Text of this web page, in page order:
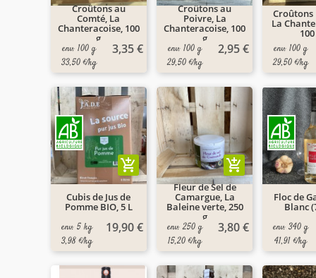
Croûtons au
Comté, La
Chanteracoise, 100
g
env. 100 g
33,50 €/kg
3,35 €
Croûtons au
Poivre, La
Chanteracoise, 100
g
env. 100 g
29,50 €/kg
2,95 €
Croûtons
La
env. 100 g
29,50 €/kg
Cubis de Jus de
Pomme BIO, 5 L
add_shopping_cart
env. 5 kg
3,98 €/kg
19,90 €
Fleur de Sel de
Camargue, La
Baleine verte, 250
g
add_shopping_cart
env. 250 g
15,20 €/kg
3,80 €
Floc de
Blanc
env. 340 g
41,91 €/kg